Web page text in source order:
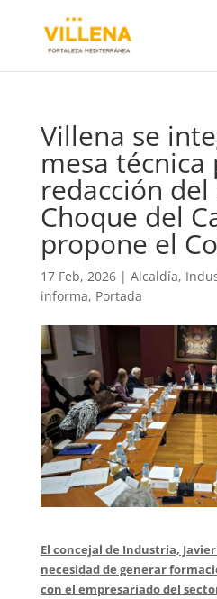
Villena se
mesa técnica
redacción del
Choque del
propone el
17 Feb, 2026| Alcaldía,
informa, Portada
El concejal de Industria,
necesidad de generar
con el empresariado del